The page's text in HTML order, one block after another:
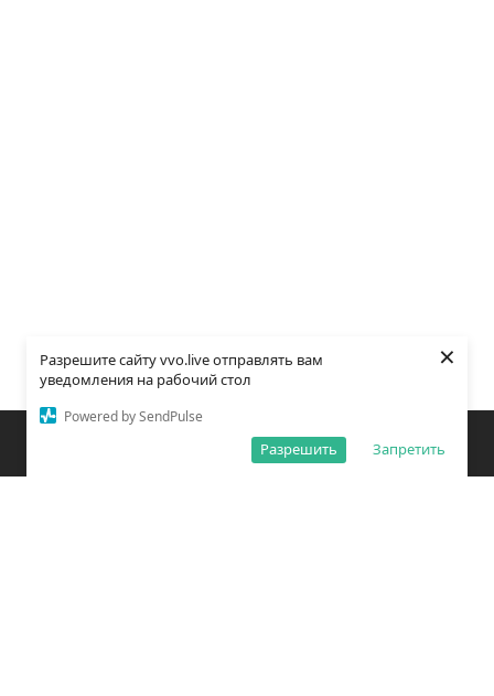
Разрешите сайту vvo.live отправлять вам
уведомления на рабочий стол
Powered by SendPulse
Запретить
Разрешить
×
Закладки Поиск Открыть меню